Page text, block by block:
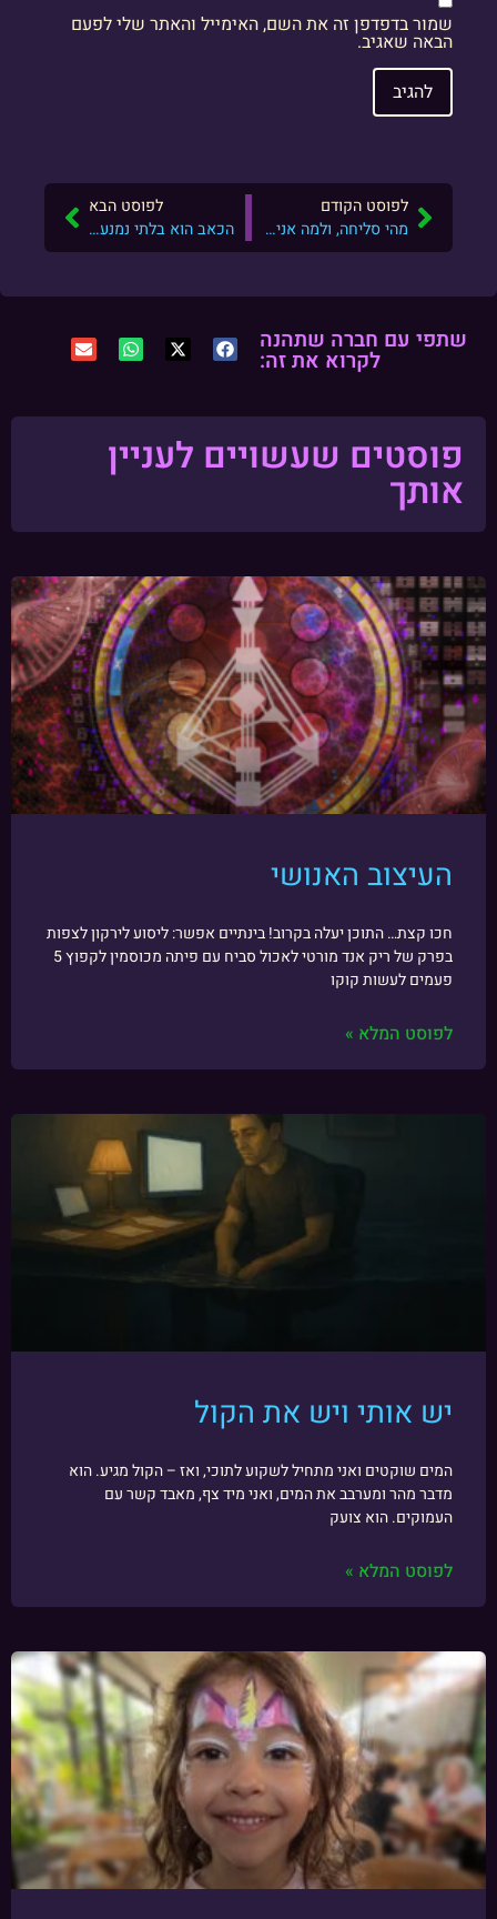
שמור בדפדפן זה את השם, האימייל והאתר שלי לפעם
הבאה שאגיב.
לפוסט הקודם
מהי סליחה, ולמה אני מתכוון כשאני מבקש ״סליחה״?
לפוסט הבא
הכאב הוא בלתי נמנע, אבל הסבל לא הכרחי
שתפי עם חברה שתהנה
לקרוא את זה:
פוסטים שעשויים לעניין
אותך
העיצוב האנושי
חכו קצת… התוכן יעלה בקרוב! בינתיים אפשר: ליסוע לירקון לצפות
בפרק של ריק אנד מורטי לאכול סביח עם פיתה מכוסמין לקפוץ 5
פעמים לעשות קוקו
לפוסט המלא »
יש אותי ויש את הקול
המים שוקטים ואני מתחיל לשקוע לתוכי, ואז – הקול מגיע. הוא
מדבר מהר ומערבב את המים, ואני מיד צף, מאבד קשר עם
העמוקים. הוא צועק
לפוסט המלא »